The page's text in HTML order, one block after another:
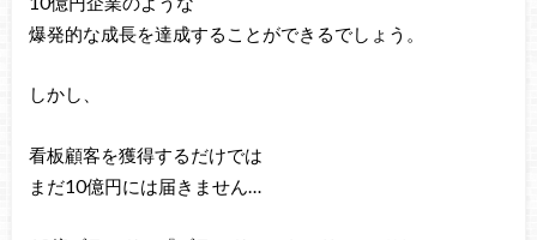
爆発的な成長を達成することができるでしょう。
しかし、
看板顧客を獲得するだけでは
まだ10億円には届きません…